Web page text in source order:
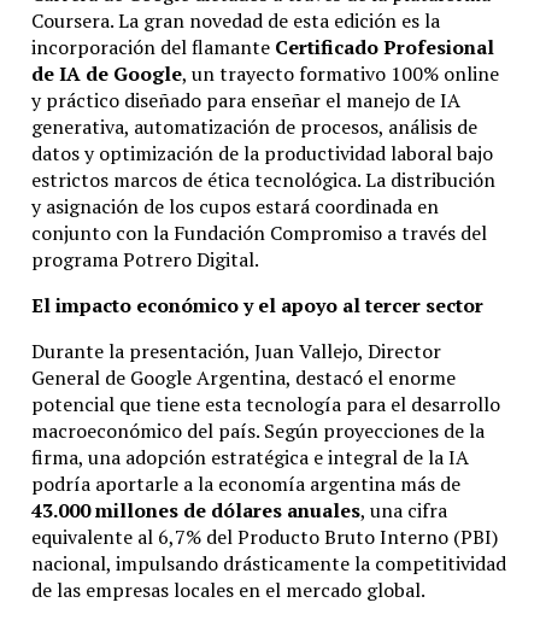
Coursera. La gran novedad de esta edición es la
incorporación del flamante Certificado Profesional
de IA de Google, un trayecto formativo 100% online
y práctico diseñado para enseñar el manejo de IA
generativa, automatización de procesos, análisis de
datos y optimización de la productividad laboral bajo
estrictos marcos de ética tecnológica. La distribución
y asignación de los cupos estará coordinada en
conjunto con la Fundación Compromiso a través del
programa Potrero Digital.
El impacto económico y el apoyo al tercer sector
Durante la presentación, Juan Vallejo, Director
General de Google Argentina, destacó el enorme
potencial que tiene esta tecnología para el desarrollo
macroeconómico del país. Según proyecciones de la
firma, una adopción estratégica e integral de la IA
podría aportarle a la economía argentina más de
43.000 millones de dólares anuales, una cifra
equivalente al 6,7% del Producto Bruto Interno (PBI)
nacional, impulsando drásticamente la competitividad
de las empresas locales en el mercado global.